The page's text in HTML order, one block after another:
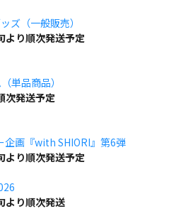
ズ（一般販売）
より順次発送予定
単品商品）
次発送予定
企画『with SHIORI』第6弾
より順次発送予定
より順次発送